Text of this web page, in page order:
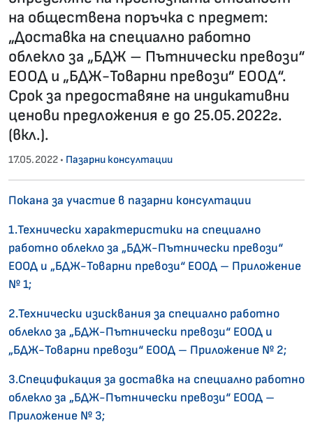
на обществена поръчка с предмет:
„Доставка на специално работно
облекло за „БДЖ – Пътнически превози“
ЕООД и „БДЖ-Товарни превози” ЕООД“.
Срок за предоставяне на индикативни
ценови предложения е до 25.05.2022г.
(вкл.).
17.05.2022 • Пазарни консултации
Покана за участие в пазарни консултации
1.Технически характеристики на специално
работно облекло за „БДЖ-Пътнически превози“
ЕООД и „БДЖ-Товарни превози“ ЕООД – Приложение
№ 1;
2.Технически изисквания за специално работно
облекло за „БДЖ-Пътнически превози“ ЕООД и
„БДЖ-Товарни превози“ ЕООД – Приложение № 2;
3.Спецификация за доставка на специално работно
облекло за „БДЖ-Пътнически превози“ ЕООД –
Приложение № 3;